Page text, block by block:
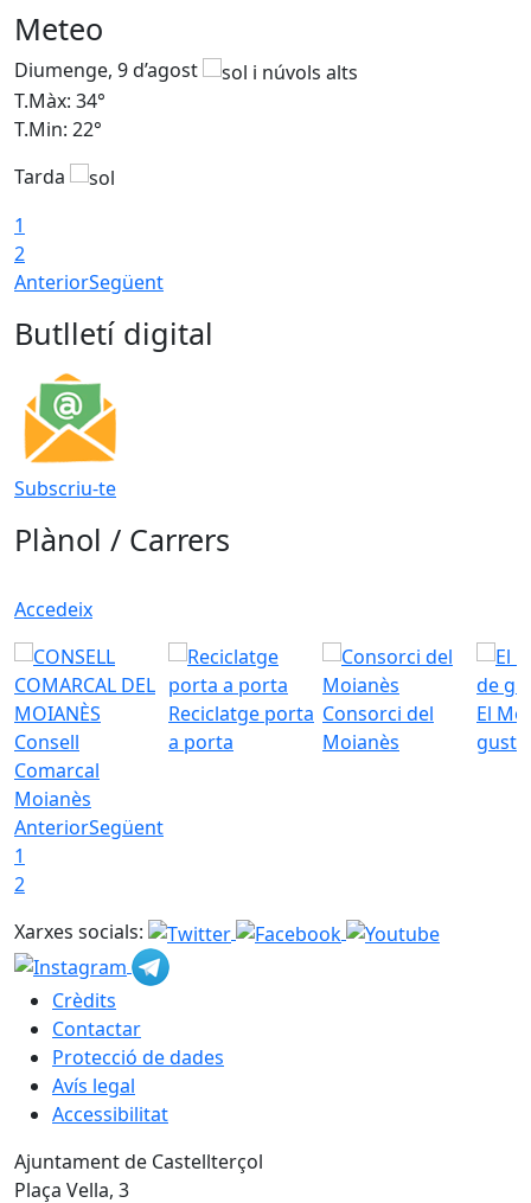
Meteo
Diumenge, 9 d’agost
T.Màx: 34°
T.Min: 22°
Tarda
1
2
AnteriorSegüent
Butlletí digital
Subscriu-te
Plànol / Carrers
Accedeix
Consell
Comarcal
Moianès
Reciclatge porta
a porta
Consorci del
Moianès
El
gust
AnteriorSegüent
1
2
Xarxes socials:
Crèdits
Contactar
Protecció de dades
Avís legal
Accessibilitat
Ajuntament de Castellterçol
Plaça Vella, 3